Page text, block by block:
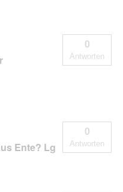
0
Antworten
Ente? Lg
0
Antworten